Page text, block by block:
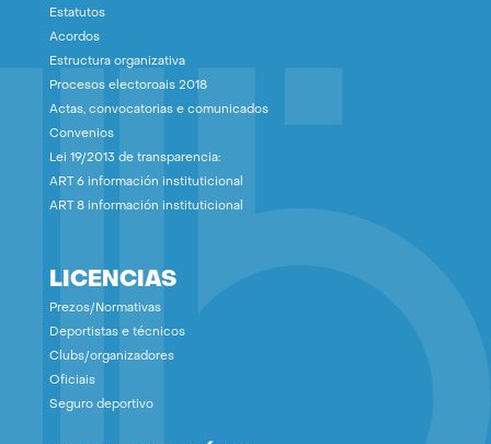
Estatutos
Acordos
Estructura organizativa
Procesos electoroais 2018
Actas, convocatorias e comunicados
Convenios
Lei 19/2013 de transparencia:
ART 6 información instituticional
ART 8 información instituticional
LICENCIAS
Prezos/Normativas
Deportistas e técnicos
Clubs/organizadores
Oficiais
Seguro deportivo